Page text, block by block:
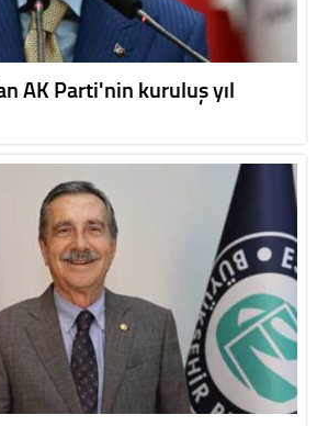
AK Parti'nin kuruluş yıl